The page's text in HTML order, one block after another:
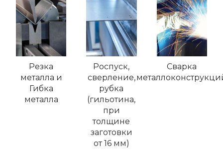
Резка
металла и
Гибка
металла
Роспуск,
сверление,
рубка
(гильотина,
при
толщине
заготовки
от 16 мм)
Сварка